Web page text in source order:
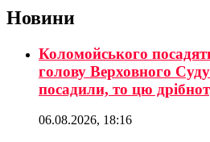
Новини
Коломойського
голову Верховного
посадили, то цю
06.08.2026, 18:16